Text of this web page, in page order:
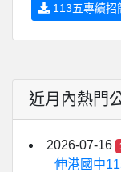
113五專續
近月內熱門
2026-07-16
伸港國中